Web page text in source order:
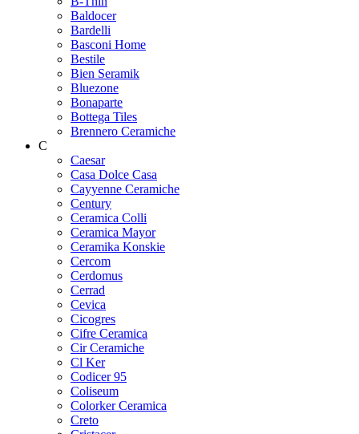
Baldocer
Bardelli
Basconi Home
Bestile
Bien Seramik
Bluezone
Bonaparte
Bottega Tiles
Brennero Ceramiche
C
Caesar
Casa Dolce Casa
Cayyenne Ceramiche
Century
Ceramica Colli
Ceramica Mayor
Ceramika Konskie
Cercom
Cerdomus
Cerrad
Cevica
Cicogres
Cifre Ceramica
Cir Ceramiche
Cl Ker
Codicer 95
Coliseum
Colorker Ceramica
Creto